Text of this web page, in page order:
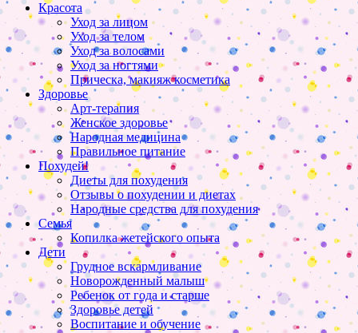
Красота
Уход за лицом
Уход за телом
Уход за волосами
Уход за ногтями
Прическа, макияж косметика
Здоровье
Арт-терапия
Женское здоровье
Народная медицина
Правильное питание
Похудей!
Диеты для похудения
Отзывы о похудении и диетах
Народные средства для похудения
Семья
Копилка жетейского опыта
Дети
Грудное вскармливание
Новорожденный малыш
Ребенок от года и старше
Здоровье детей
Воспитание и обучение